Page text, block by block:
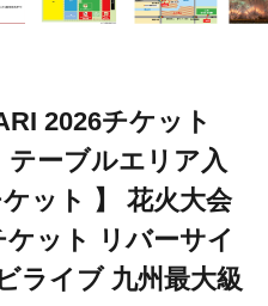
2026チケット
テーブルエリア入
ット 】 花火大会
ット リバーサイ
ライブ 九州最大級